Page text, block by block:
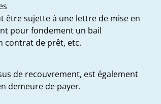
être sujette à une lettre de mise en
pour fondement un bail
contrat de prêt, etc.
de recouvrement, est également
demeure de payer.